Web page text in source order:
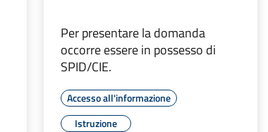
Per presentare la domanda
occorre essere in possesso di
SPID/CIE.
Accesso all'informazione
Istruzione